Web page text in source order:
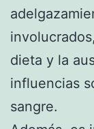
dieta y la
influencias
sangre.